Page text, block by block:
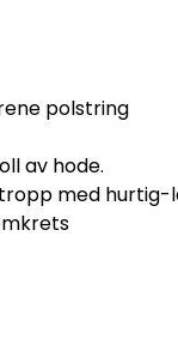
polstring
av hode.
med hurtig-